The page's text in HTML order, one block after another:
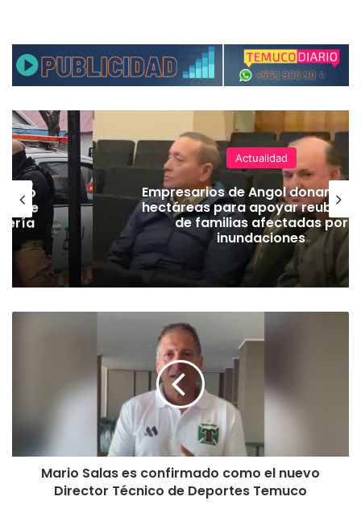
de
Actualidad
Empresarios de Angol donan
hectáreas para apoyar
de familias afectadas por
inundaciones
a
Mario Salas es confirmado como el nuevo
Director Técnico de Deportes Temuco